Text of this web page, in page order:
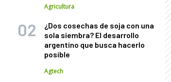
Agricultura
¿Dos cosechas de soja con una
sola siembra? El desarrollo
argentino que busca hacerlo
posible
Agtech